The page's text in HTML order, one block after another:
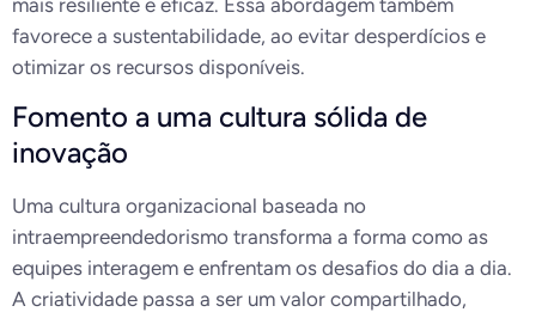
favorece a sustentabilidade, ao evitar desperdícios e
otimizar os recursos disponíveis.
Fomento a uma cultura sólida de
inovação
Uma cultura organizacional baseada no
intraempreendedorismo transforma a forma como as
equipes interagem e enfrentam os desafios do dia a dia.
A criatividade passa a ser um valor compartilhado,